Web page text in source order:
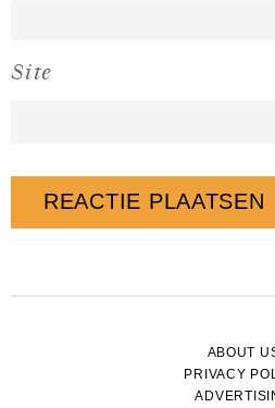
Site
ABOUT
PRIVACY